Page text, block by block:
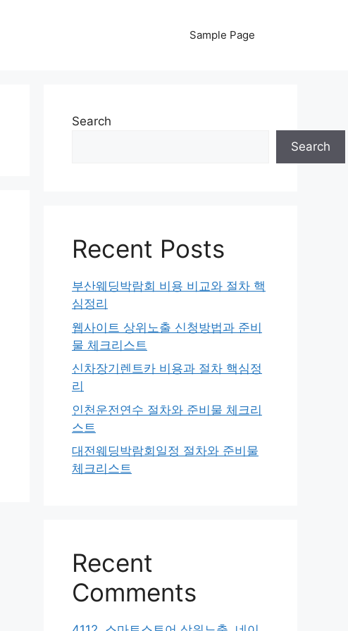
Sample Page
Search
Search
Recent Posts
부산웨딩박람회 비용 비교와 절차 핵
심정리
웹사이트 상위노출 신청방법과 준비
물 체크리스트
신차장기렌트카 비용과 절차 핵심정
리
인천운전연수 절차와 준비물 체크리
스트
대전웨딩박람회일정 절차와 준비물
체크리스트
Recent
Comments